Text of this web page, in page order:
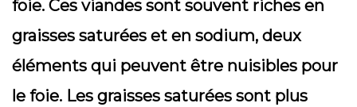
foie. Ces viandes sont souvent riches en
graisses saturées et en sodium, deux
éléments qui peuvent être nuisibles pour
le foie. Les graisses saturées sont plus